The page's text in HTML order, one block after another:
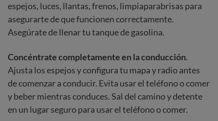
espejos, luces, llantas, frenos, limpiaparabrisas para
asegurarte de que funcionen correctamente.
Asegúrate de llenar tu tanque de gasolina.
Concéntrate completamente en la conducción.
Ajusta los espejos y configura tu mapa y radio antes
de comenzar a conducir. Evita usar el teléfono o comer
y beber mientras conduces. Sal del camino y detente
en un lugar seguro para usar el teléfono o comer.